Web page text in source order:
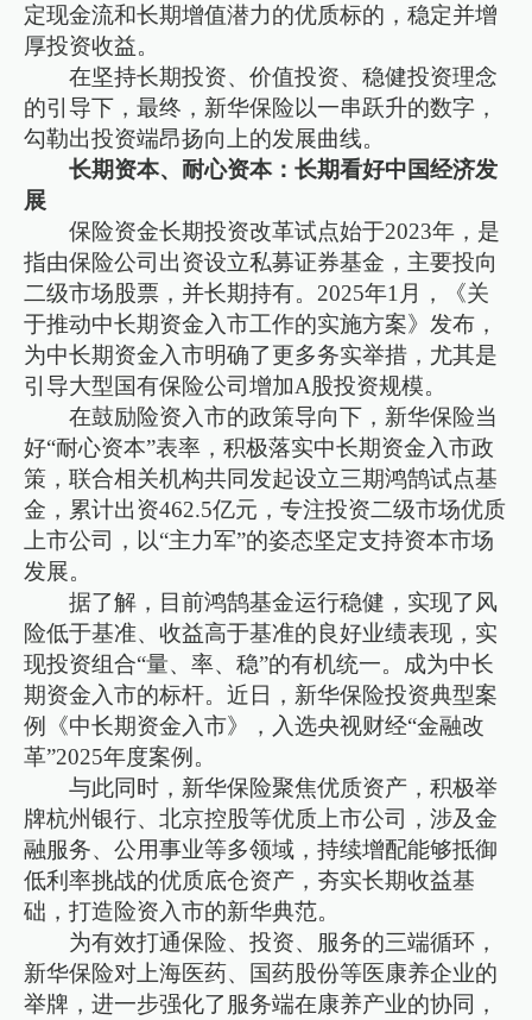
定现金流和长期增值潜力的优质标的，稳定并增
厚投资收益。
在坚持长期投资、价值投资、稳健投资理念
的引导下，最终，新华保险以一串跃升的数字，
勾勒出投资端昂扬向上的发展曲线。
长期资本、耐心资本：长期看好中国经济发
展
保险资金长期投资改革试点始于2023年，是
指由保险公司出资设立私募证券基金，主要投向
二级市场股票，并长期持有。2025年1月，《关
于推动中长期资金入市工作的实施方案》发布，
为中长期资金入市明确了更多务实举措，尤其是
引导大型国有保险公司增加A股投资规模。
在鼓励险资入市的政策导向下，新华保险当
好“耐心资本”表率，积极落实中长期资金入市政
策，联合相关机构共同发起设立三期鸿鹄试点基
金，累计出资462.5亿元，专注投资二级市场优质
上市公司，以“主力军”的姿态坚定支持资本市场
发展。
据了解，目前鸿鹄基金运行稳健，实现了风
险低于基准、收益高于基准的良好业绩表现，实
现投资组合“量、率、稳”的有机统一。成为中长
期资金入市的标杆。近日，新华保险投资典型案
例《中长期资金入市》，入选央视财经“金融改
革”2025年度案例。
与此同时，新华保险聚焦优质资产，积极举
牌杭州银行、北京控股等优质上市公司，涉及金
融服务、公用事业等多领域，持续增配能够抵御
低利率挑战的优质底仓资产，夯实长期收益基
础，打造险资入市的新华典范。
为有效打通保险、投资、服务的三端循环，
新华保险对上海医药、国药股份等医康养企业的
举牌，进一步强化了服务端在康养产业的协同，